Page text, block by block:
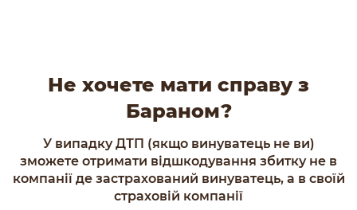
Не хочете мати справу з
Бараном?
У випадку ДТП (якщо винуватець не ви)
зможете отримати відшкодування збитку не в
компанії де застрахований винуватець, а в своїй
страховій компанії